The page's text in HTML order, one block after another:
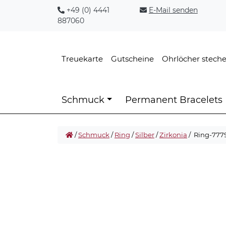
+49 (0) 4441
887060
E-Mail senden
Treuekarte Gutscheine Ohrlöcher
Schmuck Permanent Bracelets
/Schmuck/Ring /Silber/Zirkonia / Ring-